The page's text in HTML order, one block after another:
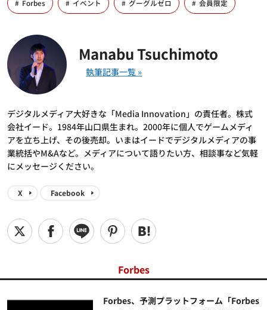
Forbes イベント グーグルゼロ 会員限定
Manabu Tsuchimoto
デジタルメディア大好きな「Media Innovation」の責任者。株式
会社イード。1984年山口県生まれ。2000年に個人でゲームメディ
アを立ち上げ、その後売却。いまはイードでデジタルメディアの事
業統括やM&Aなど。メディアについて語りたい方、相談事など気軽
にメッセージください。
X Facebook
Forbes
Forbes、予測プラットフォーム「Forbes